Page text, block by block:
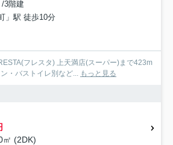
3階建
」駅 徒歩10分
フレスタ) 上天満店(スーパー)まで423m
・バストイレ別など... もっと見る
㎡ (2DK)